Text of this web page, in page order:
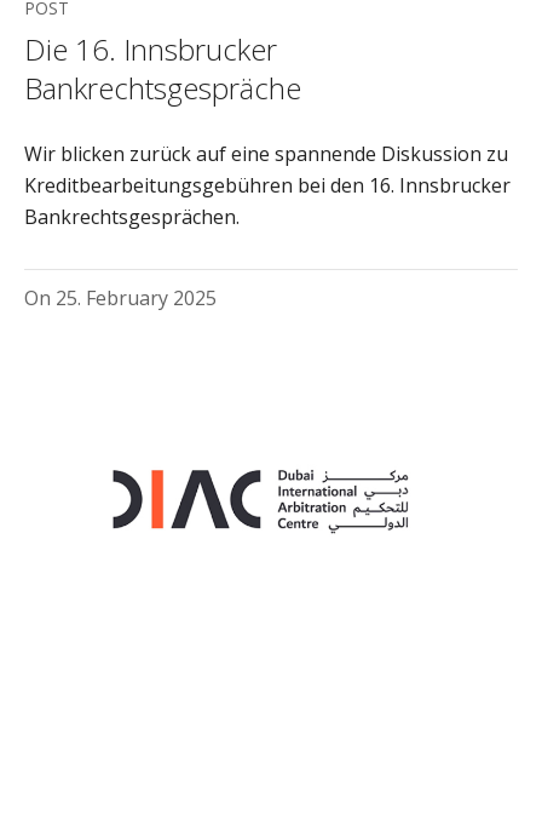
POST
Die 16. Innsbrucker
Bankrechtsgespräche
Wir blicken zurück auf eine spannende Diskussion zu
Kreditbearbeitungsgebühren bei den 16. Innsbrucker
Bankrechtsgesprächen.
On 25. February 2025